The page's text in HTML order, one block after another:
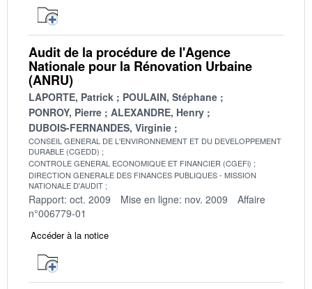
Audit de la procédure de l'Agence
Nationale pour la Rénovation Urbaine
(ANRU)
LAPORTE, Patrick
POULAIN, Stéphane
PONROY, Pierre
ALEXANDRE, Henry
DUBOIS-FERNANDES, Virginie
CONSEIL GENERAL DE L'ENVIRONNEMENT ET DU DEVELOPPEMENT
DURABLE (CGEDD)
CONTROLE GENERAL ECONOMIQUE ET FINANCIER (CGEFi)
DIRECTION GENERALE DES FINANCES PUBLIQUES - MISSION
NATIONALE D'AUDIT
Rapport: oct. 2009 Mise en ligne: nov. 2009
Affaire
n°006779-01
Accéder à la notice